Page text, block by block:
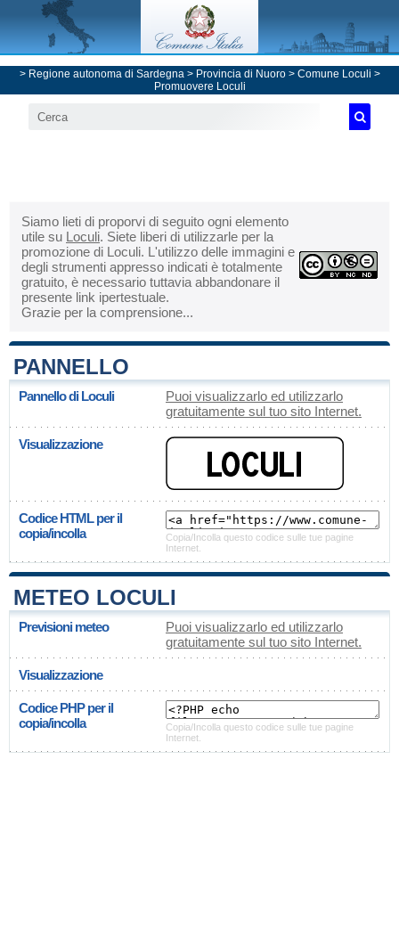
> Regione autonoma di Sardegna> Provincia di Nuoro> Comune Loculi >
Promuovere Loculi
Siamo lieti di proporvi di seguito ogni elemento
utile su Loculi. Siete liberi di utilizzarle per la
promozione di Loculi. L'utilizzo delle immagini e
degli strumenti appresso indicati è totalmente
gratuito, è necessario tuttavia abbandonare il
presente link ipertestuale.
Grazie per la comprensione...
PANNELLO
Pannello di Loculi
Puoi visualizzarlo ed utilizzarlo
gratuitamente sul tuo sito Internet.
Visualizzazione
Codice HTML per il
copia/incolla
Copia/Incolla questo codice sulle tue pagine
Internet.
METEO LOCULI
Previsioni meteo
Puoi visualizzarlo ed utilizzarlo
gratuitamente sul tuo sito Internet.
Visualizzazione
Codice PHP per il
copia/incolla
Copia/Incolla questo codice sulle tue pagine
Internet.